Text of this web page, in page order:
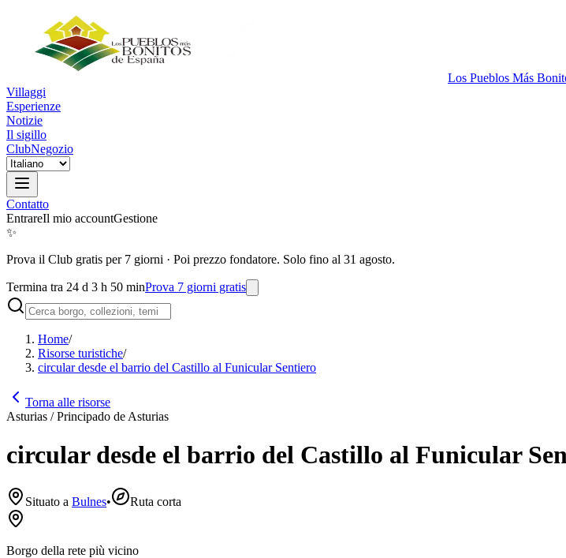
Los Pueblos Más
Villaggi
Esperienze
Notizie
Il sigillo
ClubNegozio
Contatto
EntrareIl mio accountGestione
✨
Prova il Club gratis per 7 giorni · Poi prezzo fondatore. Solo fino al 31 agosto.
Termina tra 24 d 3 h 50 minProva 7 giorni gratis
Home/
Risorse turistiche/
circular desde el barrio del Castillo al Funicular Sentiero
Torna alle risorse
Asturias / Principado de Asturias
circular desde el barrio del Castillo al Funicular
Situato a Bulnes• Ruta corta
Borgo della rete più vicino